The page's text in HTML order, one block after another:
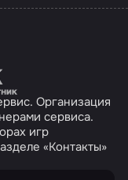
на сайт
Организация
сервиса.
игр
«Контакты»